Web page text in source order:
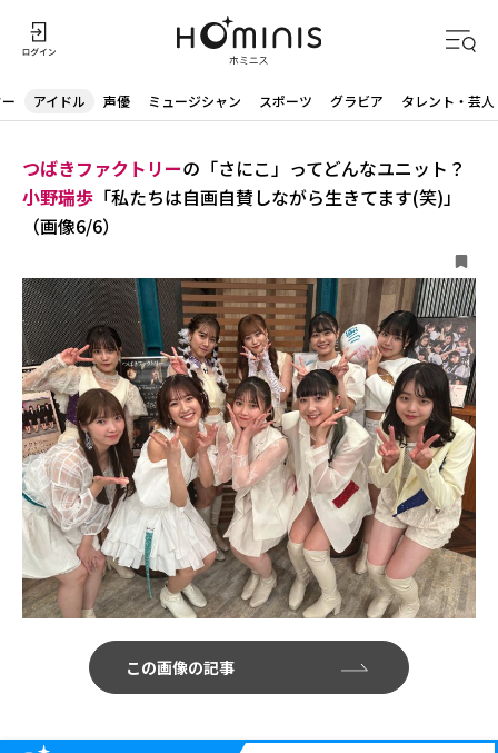
アイドル 声優 ミュージシャン スポーツ グラビア タレント・芸人
つばきファクトリーの「さにこ」ってどんなユニット？
小野瑞歩 「私たちは自画自賛しながら生きてます(笑)」
（画像6/6）
この画像の記事